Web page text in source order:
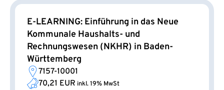
E-LEARNING: Einführung in das Neue
Kommunale Haushalts- und
Rechnungswesen (NKHR) in Baden-
Württemberg
7157-10001
70,21 EUR inkl. 19% MwSt